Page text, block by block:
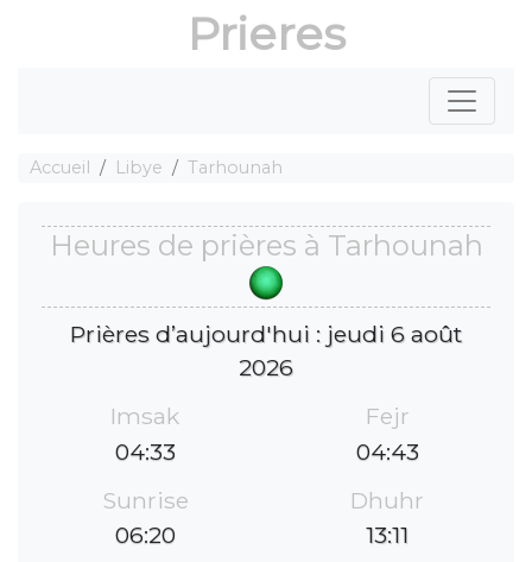
Prieres
Accueil Libye Tarhounah
Heures de prières à Tarhounah
Prières d’aujourd'hui : jeudi 6 août
2026
Imsak
04:33
Fejr
04:43
Sunrise
06:20
Dhuhr
13:11